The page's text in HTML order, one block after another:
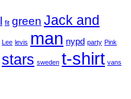
mural-
tropical
leaves-
เห็น
บน
Just
another
post
fit green Jack and
Lee levis man nypd party Pink
stars sweden t-shirt vans